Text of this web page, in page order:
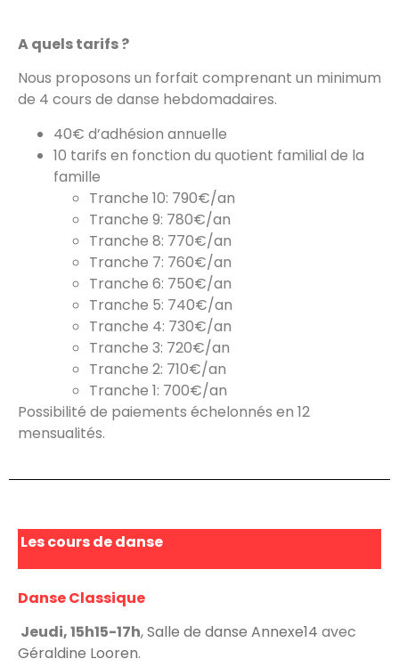
A quels tarifs ?
Nous proposons un forfait comprenant un minimum
de 4 cours de danse hebdomadaires.
40€ d’adhésion annuelle
10 tarifs en fonction du quotient familial de la
famille
Tranche 10: 790€/an
Tranche 9: 780€/an
Tranche 8: 770€/an
Tranche 7: 760€/an
Tranche 6: 750€/an
Tranche 5: 740€/an
Tranche 4: 730€/an
Tranche 3: 720€/an
Tranche 2: 710€/an
Tranche 1: 700€/an
Possibilité de paiements échelonnés en 12
mensualités.
Les cours de danse
Danse Classique
Jeudi, 15h15-17h,Salle de danse Annexe14 avec
Géraldine Looren.